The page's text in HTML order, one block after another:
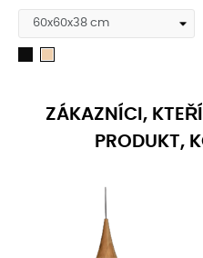
ZÁKAZNÍCI,
PRODUKT,